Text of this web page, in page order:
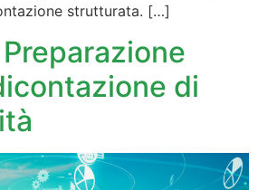
strutturata. […]
di